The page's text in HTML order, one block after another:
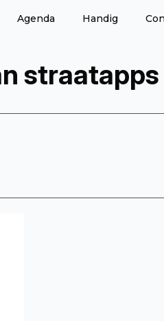
Agenda Handig
straatapps